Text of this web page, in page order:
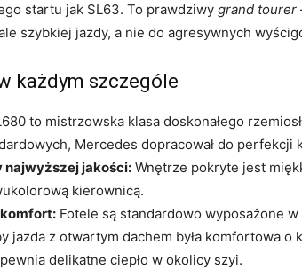
startu jak SL63. To prawdziwy grand tourer
szybkiej jazdy, a nie do agresywnych
każdym szczególe
to mistrzowska klasa doskonałego
Mercedes dopracował do perfekcji
najwyższej jakości: Wnętrze pokryte jest
kierownicą.
Fotele są standardowo wyposażone
jazda z otwartym dachem była komfortowa o
delikatne ciepło w okolicy szyi.